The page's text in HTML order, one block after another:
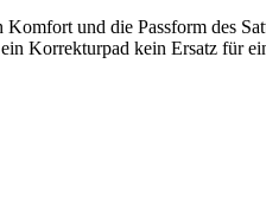
und die Passform des
Korrekturpad kein Ersatz für